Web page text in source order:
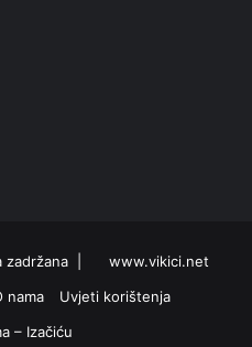
zadržana |
www.vikici.net
nama
Uvjeti korištenja
– Izačiću